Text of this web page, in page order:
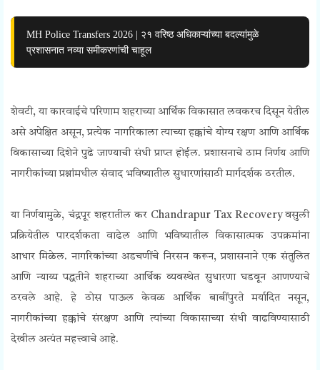
MH Police Transfers 2026 | २१ वरिष्ठ अधिकाऱ्यांच्या बदल्यांमुळे
प्रशासनात नव्या समीकरणांची चाहूल
शेवटी, या कारवाईचे परिणाम शहराच्या आर्थिक विकासात लवकरच दिसून येतील
असे अपेक्षित असून, प्रत्येक नागरिकाला त्याच्या हक्कांचे योग्य रक्षण आणि आर्थिक
विकासाच्या दिशेने पुढे जाण्याची संधी प्राप्त होईल. प्रशासनाचे ठाम निर्णय आणि
नागरीकांच्या प्रश्नांमधील संवाद भविष्यातील सुधारणांसाठी मार्गदर्शक ठरतील.
या निर्णयामुळे, चंद्रपूर शहरातील कर Chandrapur Tax Recovery वसुली
प्रक्रियेतील पारदर्शकता वाढेल आणि भविष्यातील विकासात्मक उपक्रमांना
आधार मिळेल. नागरिकांच्या अडचणींचे निरसन करून, प्रशासनाने एक संतुलित
आणि न्याय्य पद्धतीने शहराच्या आर्थिक व्यवस्थेत सुधारणा घडवून आणण्याचे
ठरवले आहे. हे ठोस पाऊल केवळ आर्थिक बाबींपुरते मर्यादित नसून,
नागरीकांच्या हक्कांचे संरक्षण आणि त्यांच्या विकासाच्या संधी वाढविण्यासाठी
देखील अत्यंत महत्त्वाचे आहे.